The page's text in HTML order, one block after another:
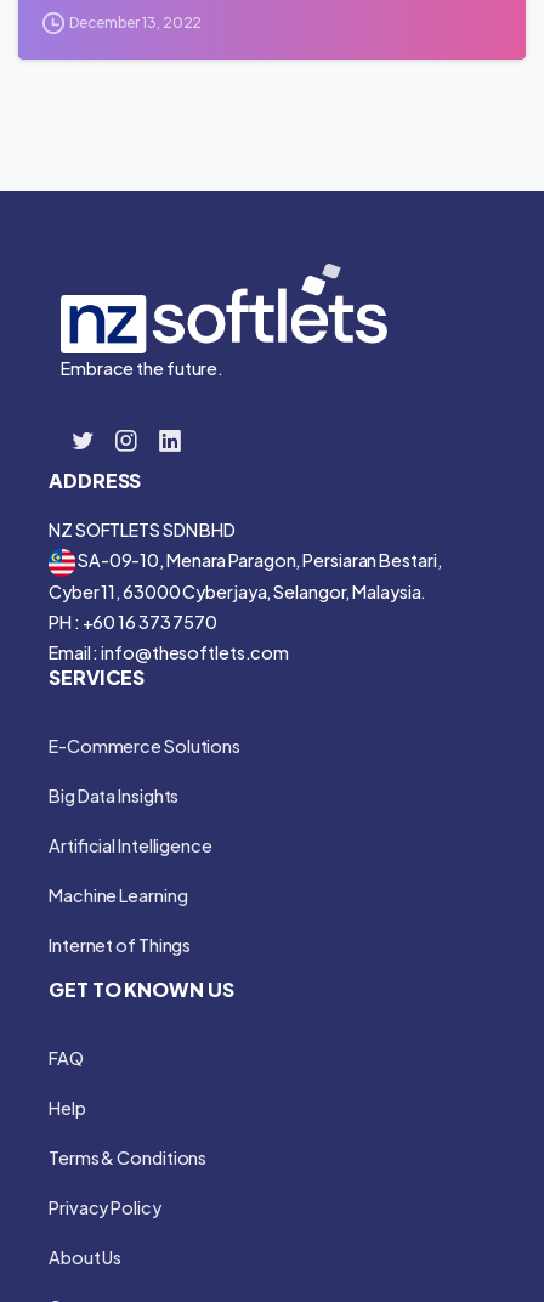
December 13, 2022
Embrace the future.
ADDRESS
NZ SOFTLETS SDN BHD
SA-09-10, Menara Paragon, Persiaran Bestari,
Cyber 11, 63000 Cyberjaya, Selangor, Malaysia.
PH : +60 16 373 7570
Email : info@thesoftlets.com
SERVICES
E-Commerce Solutions
Big Data Insights
Artificial Intelligence
Machine Learning
Internet of Things
GET TO KNOWN US
FAQ
Help
Terms & Conditions
Privacy Policy
About Us